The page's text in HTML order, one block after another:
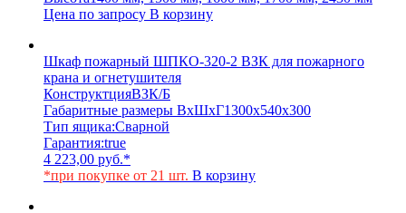
Цена по запросу В корзину
Шкаф пожарный ШПКО-320-2 ВЗК для пожарного
крана и огнетушителя
КонструктцияВЗК/Б
Габаритные размеры ВхШхГ1300х540х300
Тип ящика:Сварной
Гарантия:true
4 223,00 руб.*
*при покупке от 21 шт. В корзину